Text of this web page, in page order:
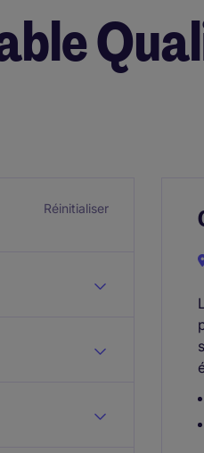
Réinitialiser